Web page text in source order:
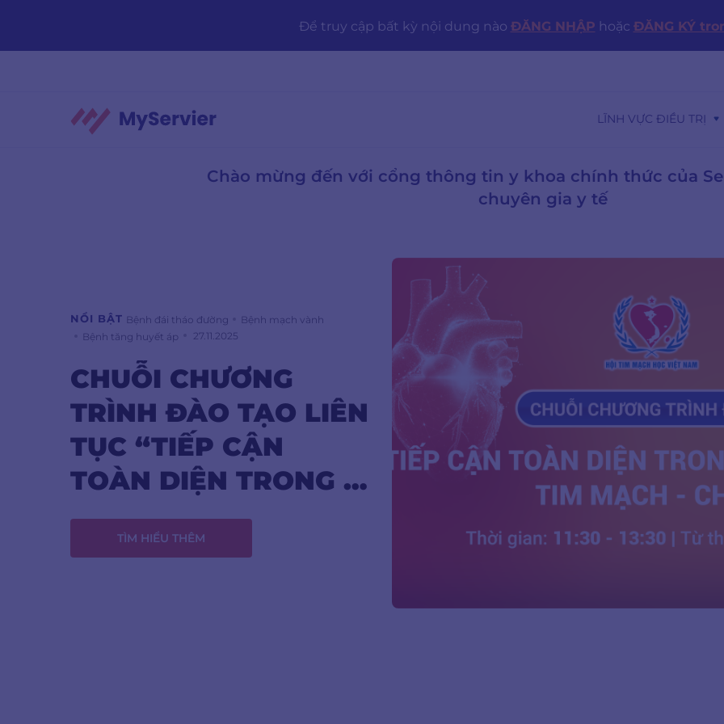
Để truy cập bất kỳ nội dung nào ĐĂNG NHẬP hoặc ĐĂNG KÝ
LĨNH VỰC ĐIỀU TRỊ
Chào mừng đến với cổng thông tin y khoa chính thức của
chuyên gia y tế
NỔI BẬT Bệnh đái tháo đường
Bệnh mạch vành
Bệnh tăng huyết áp
27.11.2025
CHUỖI CHƯƠNG
TRÌNH ĐÀO TẠO LIÊN
TỤC “TIẾP CẬN
TOÀN DIỆN TRONG
QUẢN LÝ BỆNH
NHÂN TIM MẠCH –
TÌM HIỂU THÊM